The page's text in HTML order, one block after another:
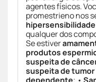
agentes físicos.
promestrieno nos
hipersensibilidade
qualquer dos
Se estiver
produtos
suspeita de
suspeita de